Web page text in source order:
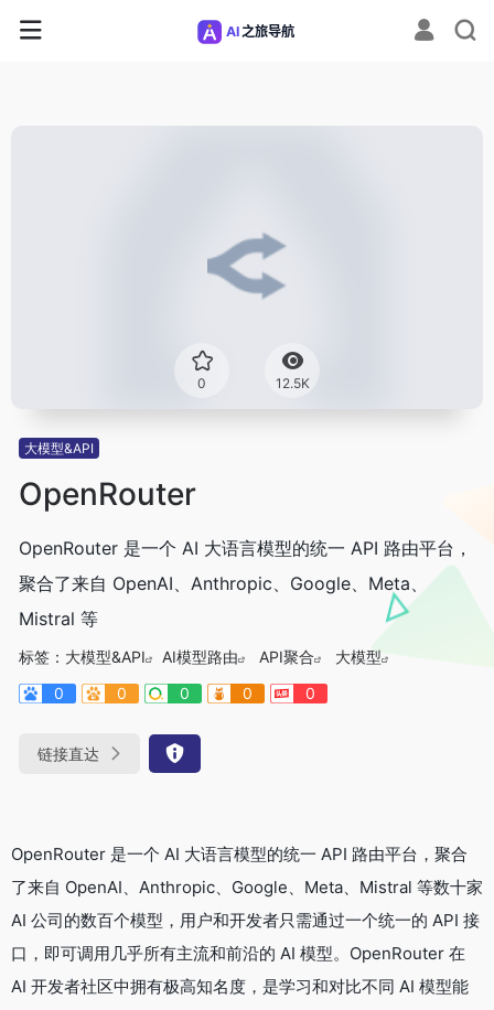
0 12.5K
大模型&API
OpenRouter
OpenRouter 是一个 AI 大语言模型的统一 API 路由平台，
聚合了来自 OpenAI、Anthropic、Google、Meta、
Mistral 等
标签： 大模型&API AI模型路由 API聚合
大模型
0
0 0 0 0
链接直达
OpenRouter 是一个 AI 大语言模型的统一 API 路由平台，聚合
了来自 OpenAI、Anthropic、Google、Meta、Mistral 等数十家
AI 公司的数百个模型，用户和开发者只需通过一个统一的 API 接
口，即可调用几乎所有主流和前沿的 AI 模型。OpenRouter 在
AI 开发者社区中拥有极高知名度，是学习和对比不同 AI 模型能